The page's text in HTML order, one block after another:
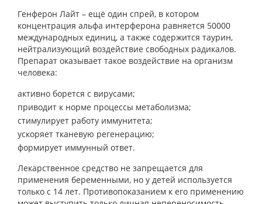
Генферон Лайт – ещё один спрей, в котором
концентрация альфа интерферона равняется 50000
международных единиц, а также содержится таурин,
нейтрализующий воздействие свободных радикалов.
Препарат оказывает такое воздействие на организм
человека:
активно борется с вирусами;
приводит к норме процессы метаболизма;
стимулирует работу иммунитета;
ускоряет тканевую регенерацию;
формирует иммунный ответ.
Лекарственное средство не запрещается для
применения беременными, но у детей используется
только с 14 лет. Противопоказанием к его применению